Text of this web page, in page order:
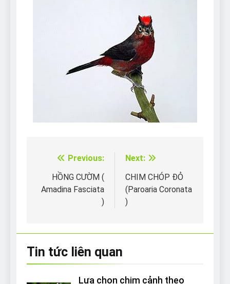
Điều
hướng
Previous:
HỒNG CƯỜM (
Amadina Fasciata
)
Next:
CHIM CHÓP ĐỎ
(Paroaria Coronata
)
Tin tức liên quan
Lựa chọn chim cảnh theo